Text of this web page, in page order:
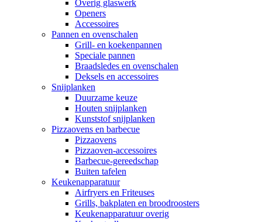
Overig glaswerk
Openers
Accessoires
Pannen en ovenschalen
Grill- en koekenpannen
Speciale pannen
Braadsledes en ovenschalen
Deksels en accessoires
Snijplanken
Duurzame keuze
Houten snijplanken
Kunststof snijplanken
Pizzaovens en barbecue
Pizzaovens
Pizzaoven-accessoires
Barbecue-gereedschap
Buiten tafelen
Keukenapparatuur
Airfryers en Friteuses
Grills, bakplaten en broodroosters
Keukenapparatuur overig